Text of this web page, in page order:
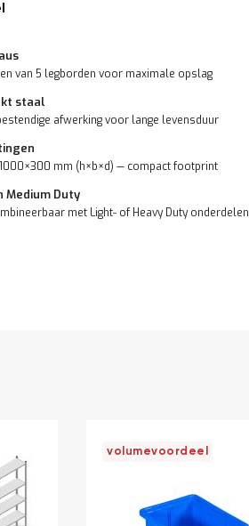
van 5 legborden voor maximale opslag
staal
afwerking voor lange levensduur
mm (h×b×d) — compact footprint
Medium Duty
met Light- of Heavy Duty onderdelen
volumevoordeel